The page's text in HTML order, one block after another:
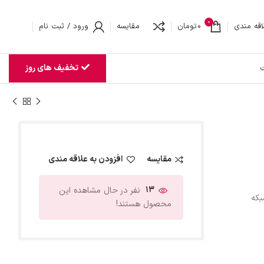
مندی 0
0تومان مقایسه ورود / ثبت نام
تخفیف های روز
مقایسه افزودن به علاقه مندی
13 نفر در حال مشاهده این
محصول هستند!